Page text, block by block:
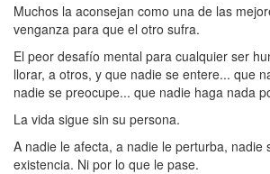
Muchos la aconsejan como una de las
venganza para que el otro sufra.
El peor desafío mental para cualquier ser
llorar, a otros, y que nadie se entere... que
nadie se preocupe... que nadie haga nada
La vida sigue sin su persona.
A nadie le afecta, a nadie le perturba, nadie
existencia. Ni por lo que le pase.